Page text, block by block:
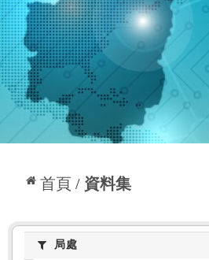
首頁 資料集
:::
局處局處